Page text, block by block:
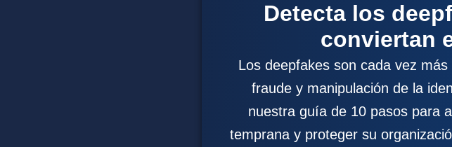
Detecta los
conviertan
Los deepfakes son cada vez
fraude y manipulación de la
nuestra guía de 10 pasos para
temprana y proteger su